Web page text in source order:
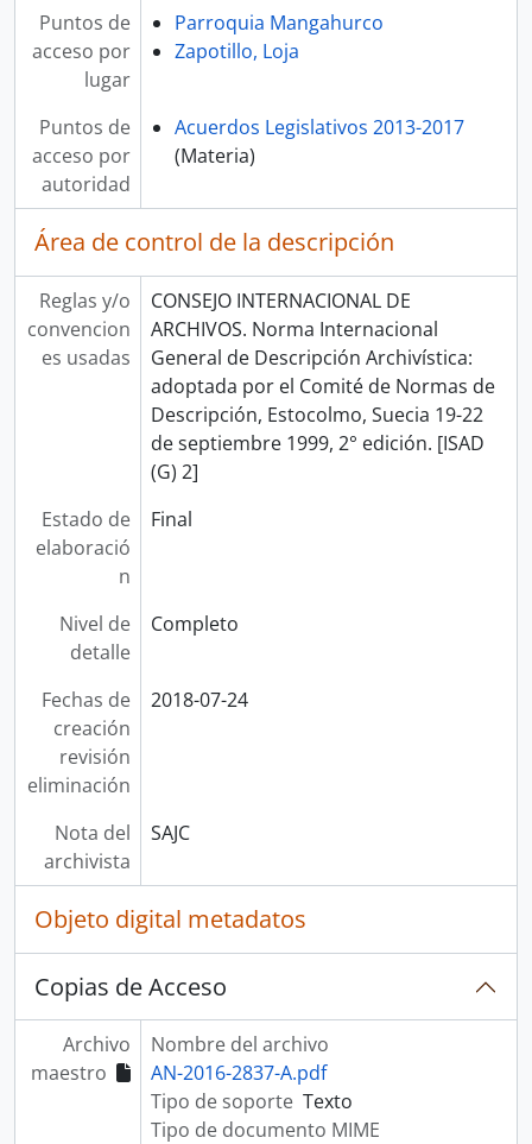
Puntos de
acceso por
lugar
Parroquia Mangahurco
Zapotillo, Loja
Puntos de
acceso por
autoridad
Acuerdos Legislativos 2013-2017
(Materia)
Área de control de la descripción
Reglas y/o
convencion
es usadas
CONSEJO INTERNACIONAL DE
ARCHIVOS. Norma Internacional
General de Descripción Archivística:
adoptada por el Comité de Normas de
Descripción, Estocolmo, Suecia 19-22
de septiembre 1999, 2° edición. [ISAD
(G) 2]
Estado de
elaboració
n
Final
Nivel de
detalle
Completo
Fechas de
creación
revisión
eliminación
2018-07-24
Nota del
archivista
SAJC
Objeto digital metadatos
Copias de Acceso
Archivo
maestro
Nombre del archivo
AN-2016-2837-A.pdf
Tipo de soporte Texto
Tipo de documento MIME